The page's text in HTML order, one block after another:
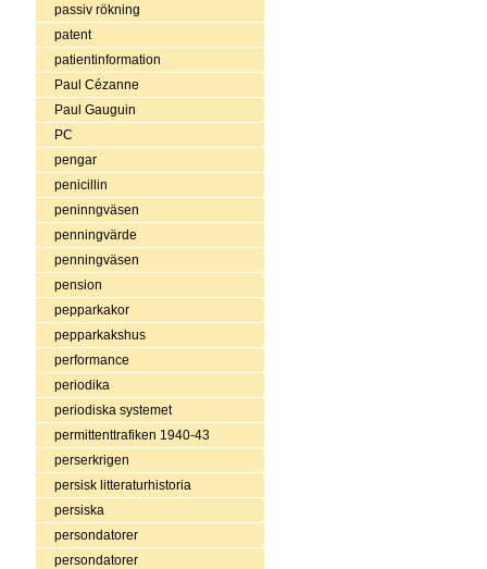
passiv rökning
patent
patientinformation
Paul Cézanne
Paul Gauguin
PC
pengar
penicillin
peninngväsen
penningvärde
penningväsen
pension
pepparkakor
pepparkakshus
performance
periodika
periodiska systemet
permittenttrafiken 1940-43
perserkrigen
persisk litteraturhistoria
persiska
persondatorer
persondatorer